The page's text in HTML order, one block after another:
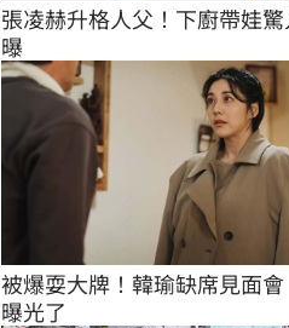
張凌赫升格人父！下廚帶娃
曝
被爆耍大牌！韓瑜缺席見面
曝光了